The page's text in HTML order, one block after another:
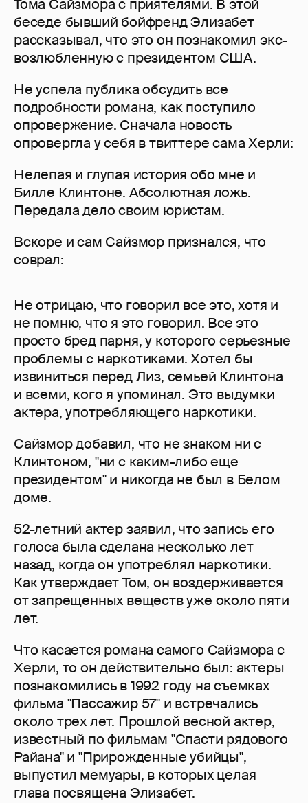
Тома Сайзмора с приятелями. В этой
беседе бывший бойфренд Элизабет
рассказывал, что это он познакомил экс-
возлюбленную с президентом США.
Не успела публика обсудить все
подробности романа, как поступило
опровержение. Сначала новость
опровергла у себя в твиттере сама Херли:
Нелепая и глупая история обо мне и
Билле Клинтоне. Абсолютная ложь.
Передала дело своим юристам.
Вскоре и сам Сайзмор признался, что
соврал:
Не отрицаю, что говорил все это, хотя и
не помню, что я это говорил. Все это
просто бред парня, у которого серьезные
проблемы с наркотиками. Хотел бы
извиниться перед Лиз, семьей Клинтона
и всеми, кого я упоминал. Это выдумки
актера, употребляющего наркотики.
Сайзмор добавил, что не знаком ни с
Клинтоном, "ни с каким-либо еще
президентом" и никогда не был в Белом
доме.
52-летний актер заявил, что запись его
голоса была сделана несколько лет
назад, когда он употреблял наркотики.
Как утверждает Том, он воздерживается
от запрещенных веществ уже около пяти
лет.
Что касается романа самого Сайзмора с
Херли, то он действительно был: актеры
познакомились в 1992 году на съемках
фильма "Пассажир 57" и встречались
около трех лет. Прошлой весной актер,
известный по фильмам "Спасти рядового
Райана" и "Прирожденные убийцы",
выпустил мемуары, в которых целая
глава посвящена Элизабет.